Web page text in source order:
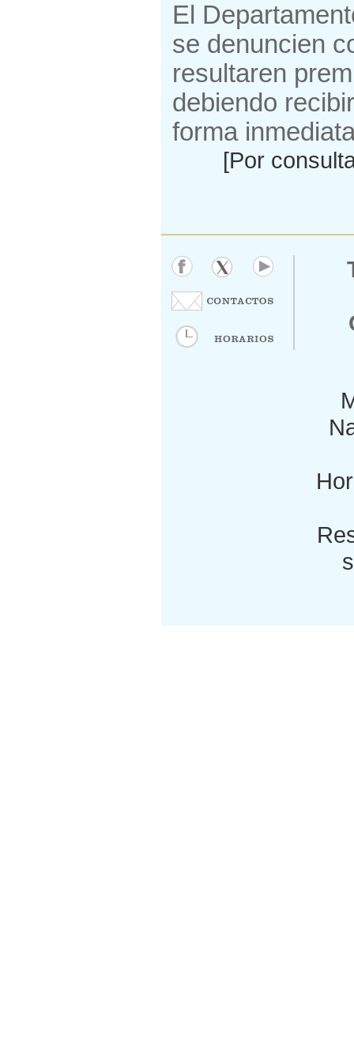
El
se denuncien
resultaren
debiendo
forma
[Por